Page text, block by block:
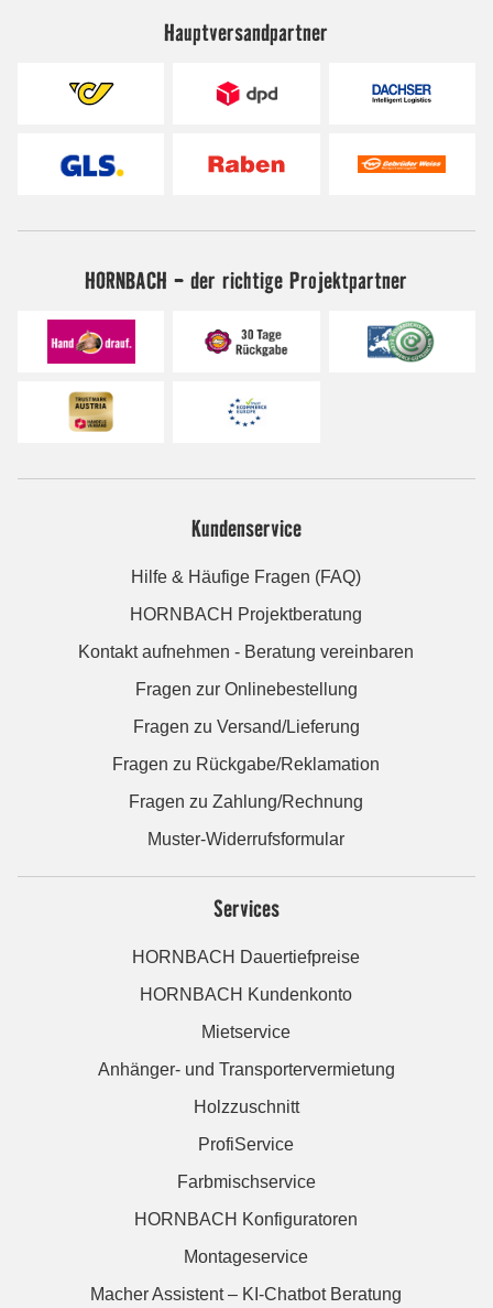
Hauptversandpartner
HORNBACH - der richtige Projektpartner
Kundenservice
Hilfe & Häufige Fragen (FAQ)
HORNBACH Projektberatung
Kontakt aufnehmen - Beratung vereinbaren
Fragen zur Onlinebestellung
Fragen zu Versand/Lieferung
Fragen zu Rückgabe/Reklamation
Fragen zu Zahlung/Rechnung
Muster-Widerrufsformular
Services
HORNBACH Dauertiefpreise
HORNBACH Kundenkonto
Mietservice
Anhänger- und Transportervermietung
Holzzuschnitt
ProfiService
Farbmischservice
HORNBACH Konfiguratoren
Montageservice
Macher Assistent – KI-Chatbot Beratung